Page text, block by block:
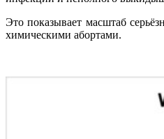
Это показывает масштаб
химическими абортами.